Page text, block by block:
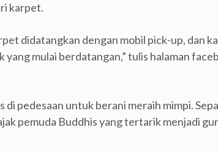
karpet.
didatangkan dengan mobil pick-up, dan
mulai berdatangan,” tulis halaman
pedesaan untuk berani meraih mimpi.
pemuda Buddhis yang tertarik menjadi